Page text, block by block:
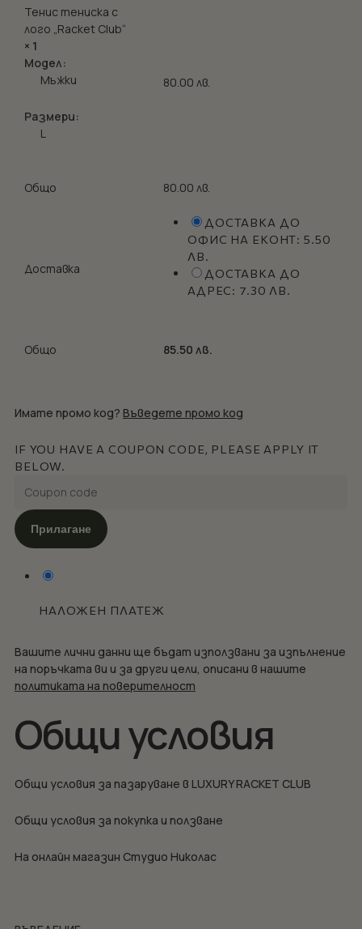
Тенис тениска с
лого „Racket Club“
× 1
Модел:
Мъжки
Размери:
L
80.00 лв.
Общо 80.00 лв.
Доставка
ДОСТАВКА ДО
ОФИС НА ЕКОНТ: 5.50
ЛВ.
ДОСТАВКА ДО
АДРЕС: 7.30 ЛВ.
Общо 85.50 лв.
Имате промо код? Въведете промо код
IF YOU HAVE A COUPON CODE, PLEASE APPLY IT
BELOW.
Прилагане
НАЛОЖЕН ПЛАТЕЖ
Вашите лични данни ще бъдат използвани за изпълнение
на поръчката ви и за други цели, описани в нашите
политиката на поверителност
Общи условия
Общи условия за пазаруване в LUXURY RACKET CLUB
Общи условия за покупка и ползване
На онлайн магазин Студио Николас